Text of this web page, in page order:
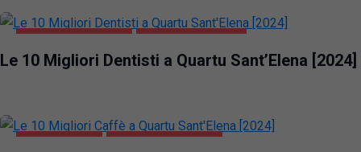
QUARTU SANT'ELENA SALUTE E BELLEZZA
Le 10 Migliori Dentisti a Quartu Sant’Elena [2024]
GASTRONOMIA QUARTU SANT'ELENA